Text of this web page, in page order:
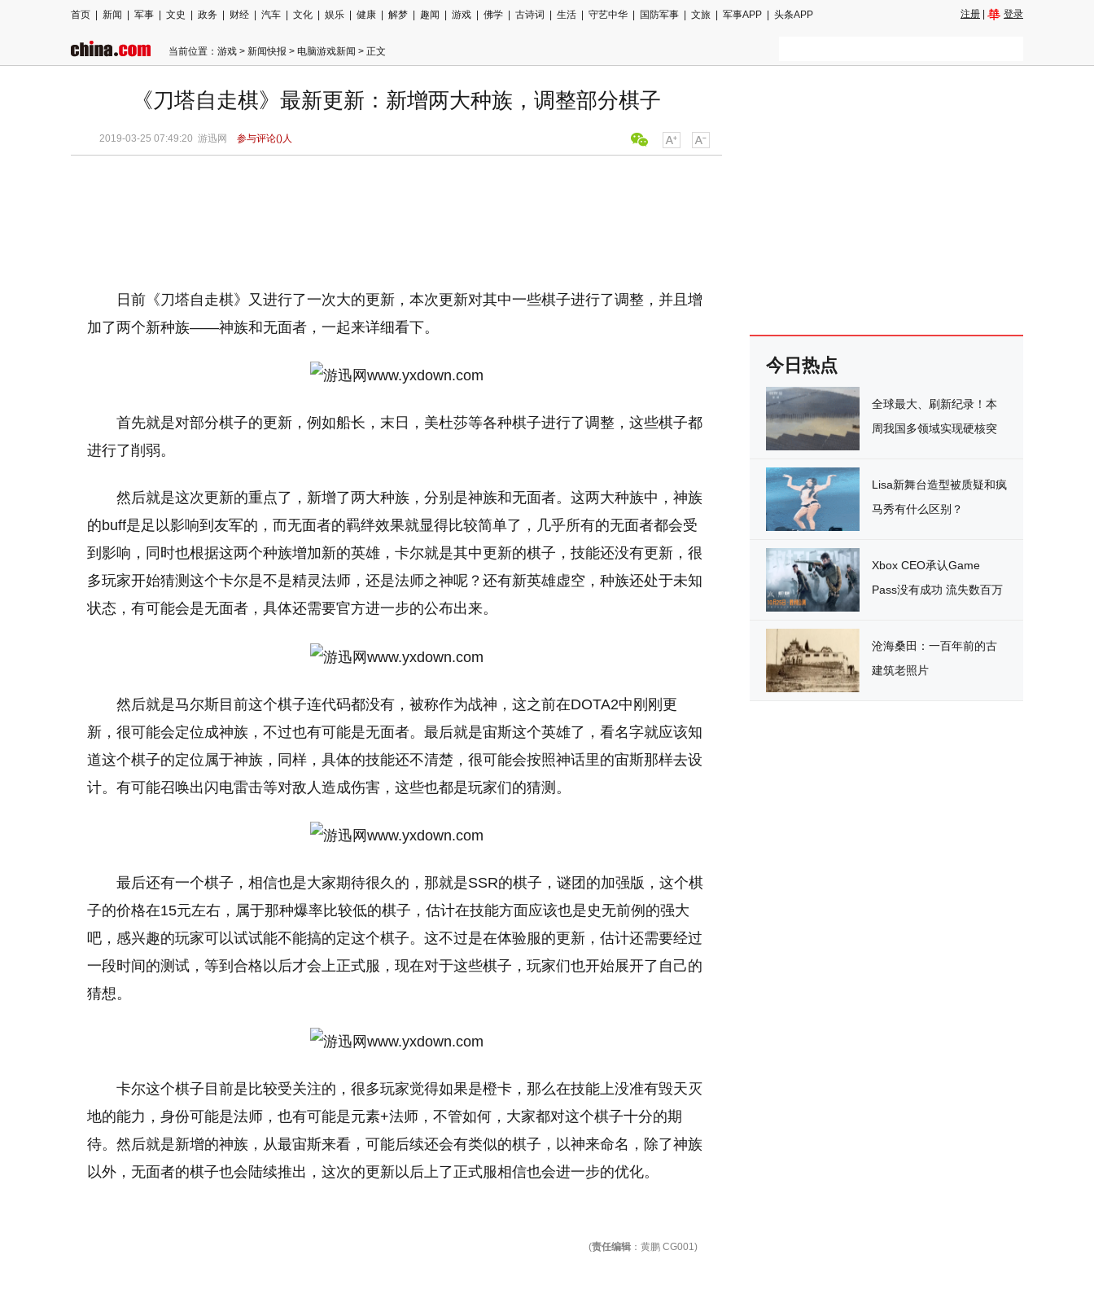
首页 新闻 军事 文史 政务 财经 汽车 文化 娱乐 健康 解梦 趣闻 游戏 佛学 古诗词 生活 守艺中华 国防军事 文旅 军事APP 头条APP 注册 登录
当前位置： 游戏 > 新闻快报 > 电脑游戏新闻 > 正文
《刀塔自走棋》最新更新：新增两大种族，调整部分棋子
2019-03-25 07:49:20 游迅网 参与评论()人
日前《刀塔自走棋》又进行了一次大的更新，本次更新对其中一些棋子进行了调整，并且增
加了两个新种族——神族和无面者，一起来详细看下。
首先就是对部分棋子的更新，例如船长，末日，美杜莎等各种棋子进行了调整，这些棋子都
进行了削弱。
然后就是这次更新的重点了，新增了两大种族，分别是神族和无面者。这两大种族中，神族
的buff是足以影响到友军的，而无面者的羁绊效果就显得比较简单了，几乎所有的无面者都会受
到影响，同时也根据这两个种族增加新的英雄，卡尔就是其中更新的棋子，技能还没有更新，很
多玩家开始猜测这个卡尔是不是精灵法师，还是法师之神呢？还有新英雄虚空，种族还处于未知
状态，有可能会是无面者，具体还需要官方进一步的公布出来。
然后就是马尔斯目前这个棋子连代码都没有，被称作为战神，这之前在DOTA2中刚刚更
新，很可能会定位成神族，不过也有可能是无面者。最后就是宙斯这个英雄了，看名字就应该知
道这个棋子的定位属于神族，同样，具体的技能还不清楚，很可能会按照神话里的宙斯那样去设
计。有可能召唤出闪电雷击等对敌人造成伤害，这些也都是玩家们的猜测。
最后还有一个棋子，相信也是大家期待很久的，那就是SSR的棋子，谜团的加强版，这个棋
子的价格在15元左右，属于那种爆率比较低的棋子，估计在技能方面应该也是史无前例的强大
吧，感兴趣的玩家可以试试能不能搞的定这个棋子。这不过是在体验服的更新，估计还需要经过
一段时间的测试，等到合格以后才会上正式服，现在对于这些棋子，玩家们也开始展开了自己的
猜想。
卡尔这个棋子目前是比较受关注的，很多玩家觉得如果是橙卡，那么在技能上没准有毁天灭
地的能力，身份可能是法师，也有可能是元素+法师，不管如何，大家都对这个棋子十分的期
待。然后就是新增的神族，从最宙斯来看，可能后续还会有类似的棋子，以神来命名，除了神族
以外，无面者的棋子也会陆续推出，这次的更新以后上了正式服相信也会进一步的优化。
(责任编辑 ：黄鹏 CG001)
今日热点
全球最大、刷新纪录！本
周我国多领域实现硬核突
Lisa新舞台造型被质疑和疯
马秀有什么区别？
Xbox CEO承认Game
Pass没有成功 流失数百万
沧海桑田：一百年前的古
建筑老照片